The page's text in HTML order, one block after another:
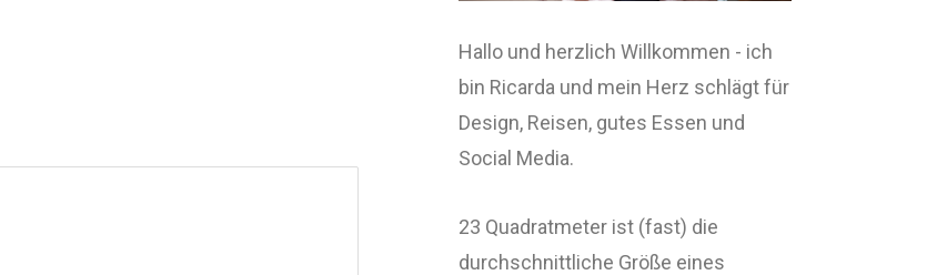
Hallo und herzlich Willkommen - ich
bin Ricarda und mein Herz schlägt für
Design, Reisen, gutes Essen und
Social Media.
23 Quadratmeter ist (fast) die
durchschnittliche Größe eines